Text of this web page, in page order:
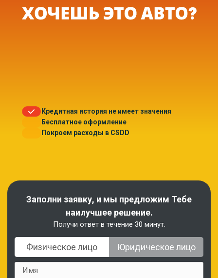
Заполни заявку, и мы предложим Тебе
наилучшее решение.
Получи ответ в течение 30 минут.
Физическое лицо Юридическое лицо
Кредитная история не имеет значения
Бесплатное оформление
Покроем расходы в CSDD